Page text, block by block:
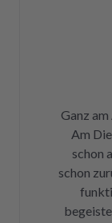
Modell
ich
139€
Der
Fotos
der
dem
Ganz
Am
schon
schon